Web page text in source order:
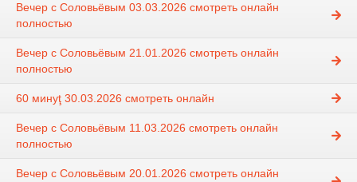
Вечер с Соловьёвым 03.03.2026 смотреть онлайн
полностью
Вечер с Соловьёвым 21.01.2026 смотреть онлайн
полностью
60 минуţ 30.03.2026 смотреть онлайн
Вечер с Соловьёвым 11.03.2026 смотреть онлайн
полностью
Вечер с Соловьёвым 20.01.2026 смотреть онлайн